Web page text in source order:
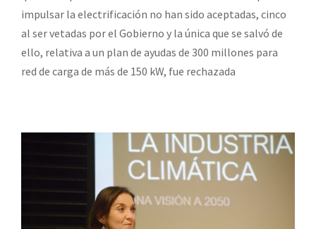
impulsar la electrificación no han sido aceptadas, cinco
al ser vetadas por el Gobierno y la única que se salvó de
ello, relativa a un plan de ayudas de 300 millones para
red de carga de más de 150 kW, fue rechazada